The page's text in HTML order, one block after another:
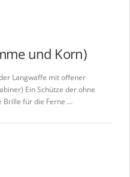
und Korn)
Langwaffe mit offener
Ein Schütze der ohne
Brille für die Ferne …